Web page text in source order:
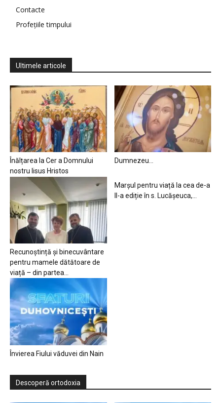
Contacte
Profețiile timpului
Ultimele articole
Înălțarea la Cer a Domnului
nostru Iisus Hristos
Dumnezeu…
Recunoștință și binecuvântare
pentru mamele dătătoare de
viață – din partea...
Marșul pentru viață la cea de-a
II-a ediție în s. Lucășeuca,...
Învierea Fiului văduvei din Nain
Descoperă ortodoxia